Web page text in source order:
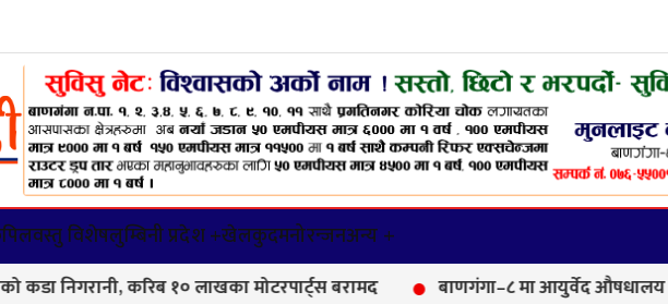
विशेषलुम्बिनी प्रदेश +खेलकुदमनोरन्जनअन्य +
करिब १० लाखका मोटरपार्ट्स बरामद बाणगंगा–८ मा आयुर्वेद औषधालय भवनको